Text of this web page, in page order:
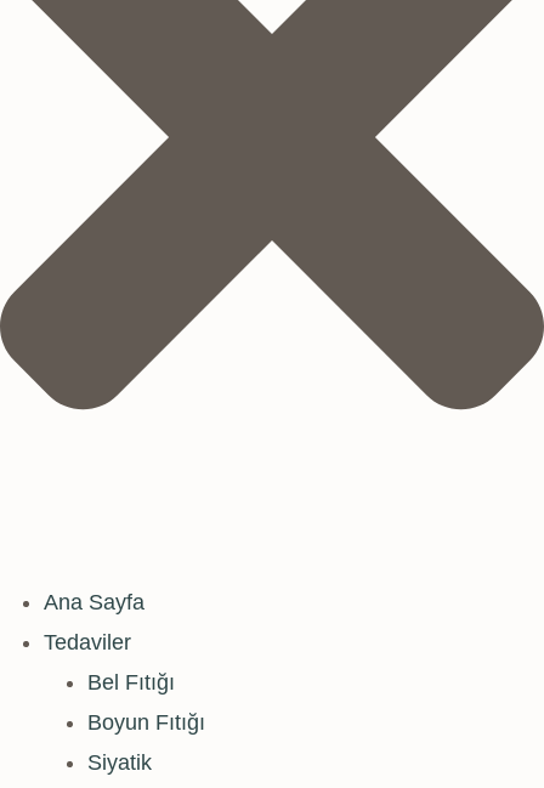
Ana Sayfa
Tedaviler
Bel Fıtığı
Boyun Fıtığı
Siyatik